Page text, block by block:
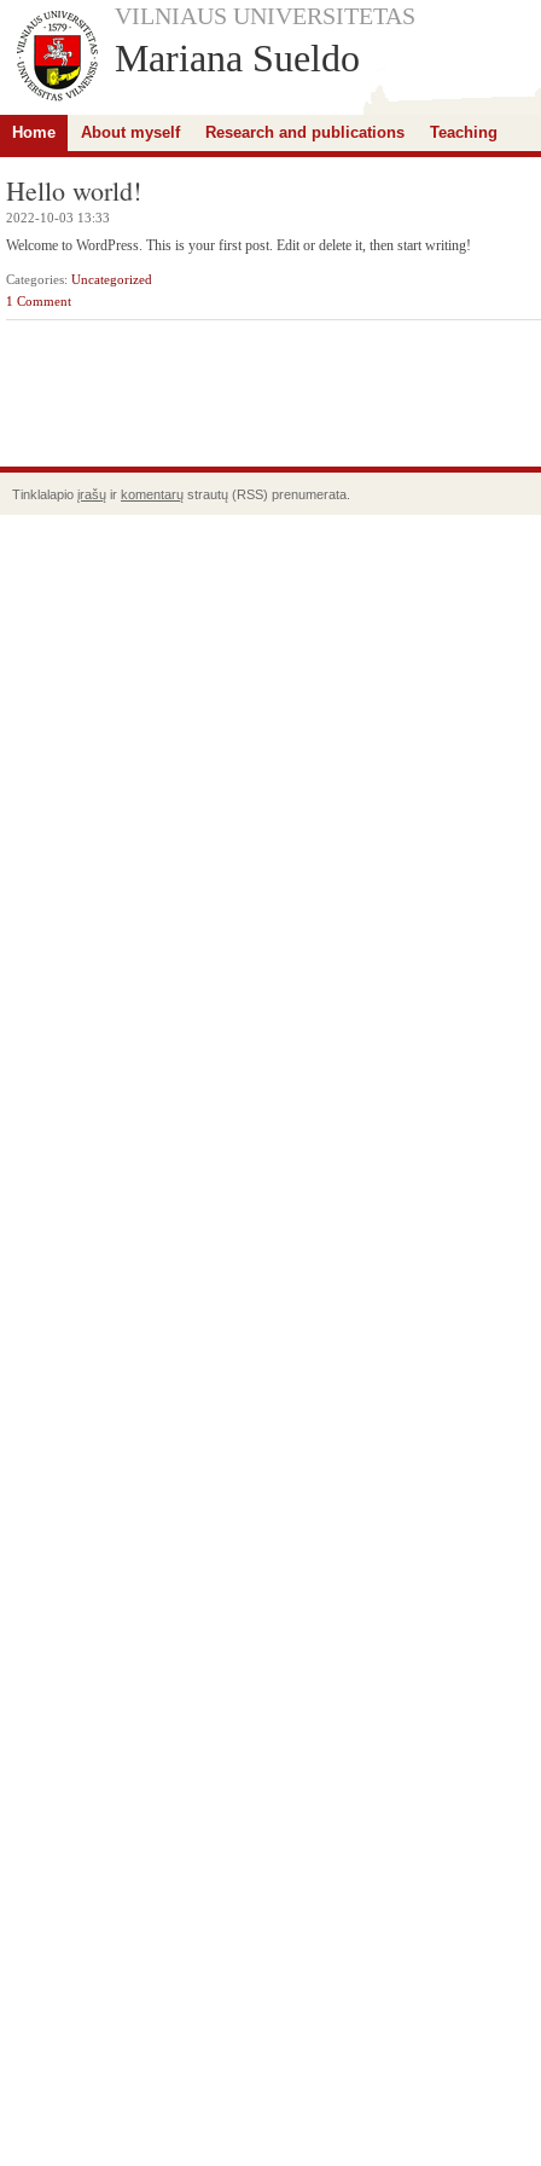
VILNIAUS UNIVERSITETAS
Mariana Sueldo
Home About myself Research and publications Teaching
Hello world!
2022-10-03 13:33
Welcome to WordPress. This is your first post. Edit or delete it, then start writing!
Categories: Uncategorized
1 Comment
Tinklalapio įrašų ir komentarų strautų (RSS) prenumerata.